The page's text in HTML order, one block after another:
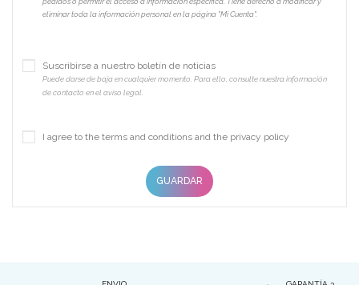
eliminar toda la información personal en la página "Mi Cuenta".
Suscribirse a nuestro boletín de noticias
Puede darse de baja en cualquier momento. Para ello, consulte nuestra información
de contacto en el aviso legal.
I agree to the terms and conditions and the privacy policy
GUARDAR